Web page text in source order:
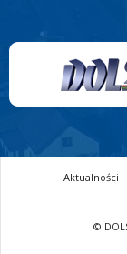
Aktualności
©